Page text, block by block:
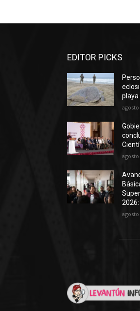
EDITOR PICKS
playa
agosto
agosto
agosto